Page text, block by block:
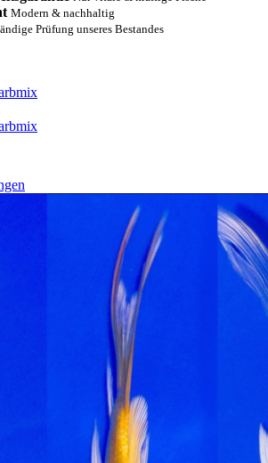
Modern & nachhaltig
Prüfung unseres Bestandes